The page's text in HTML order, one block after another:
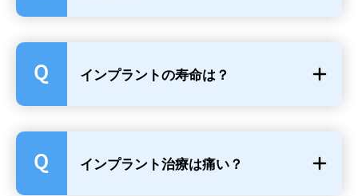
インプラント治療の期間と費
用は？
インプラントの寿命は？
インプラント治療は痛い？